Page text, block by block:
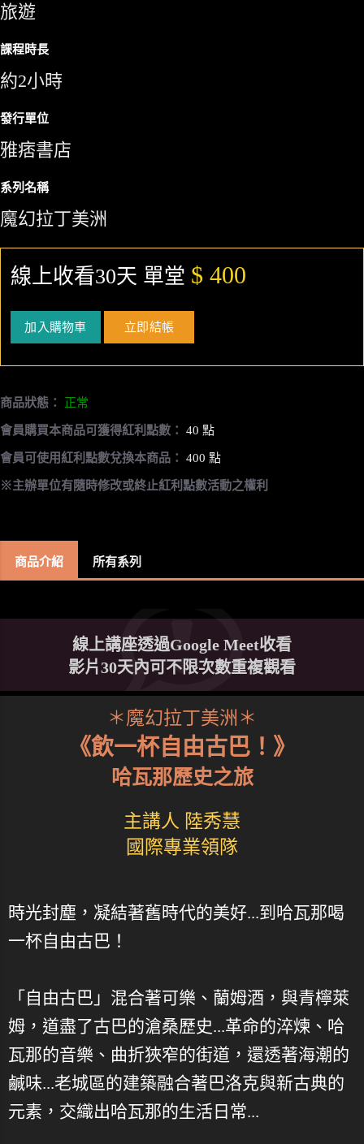
旅遊
課程時長
約2小時
發行單位
雅痞書店
系列名稱
魔幻拉丁美洲
線上收看30天 單堂 $ 400
加入購物車 立即結帳
商品狀態： 正常
會員購買本商品可獲得紅利點數： 40 點
會員可使用紅利點數兌換本商品： 400 點
※主辦單位有隨時修改或終止紅利點數活動之權利
商品介紹 所有系列
線上講座透過Google Meet收看
影片30天內可不限次數重複觀看
＊魔幻拉丁美洲＊
《飲一杯自由古巴！》
哈瓦那歷史之旅
主講人 陸秀慧
國際專業領隊
時光封塵，凝結著舊時代的美好...到哈瓦那喝
一杯自由古巴！
「自由古巴」混合著可樂、蘭姆酒，與青檸萊
姆，道盡了古巴的滄桑歷史...革命的淬煉、哈
瓦那的音樂、曲折狹窄的街道，還透著海潮的
鹹味...老城區的建築融合著巴洛克與新古典的
元素，交織出哈瓦那的生活日常...